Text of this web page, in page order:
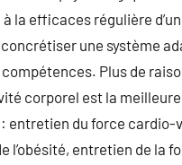
la efficaces régulière
une système
Plus de
corporel est la
entretien du force cardio-
l’obésité, entretien de la